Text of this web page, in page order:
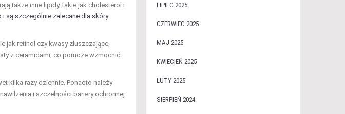
także inne lipidy, takie jak cholesterol i
i są szczególnie zalecane dla skóry
jak retinol czy kwasy złuszczające,
z ceramidami, co pomoże wzmocnić
kilka razy dziennie. Ponadto należy
i szczelności bariery ochronnej
LIPIEC 2025
CZERWIEC 2025
MAJ 2025
KWIECIEŃ 2025
LUTY 2025
SIERPIEŃ 2024